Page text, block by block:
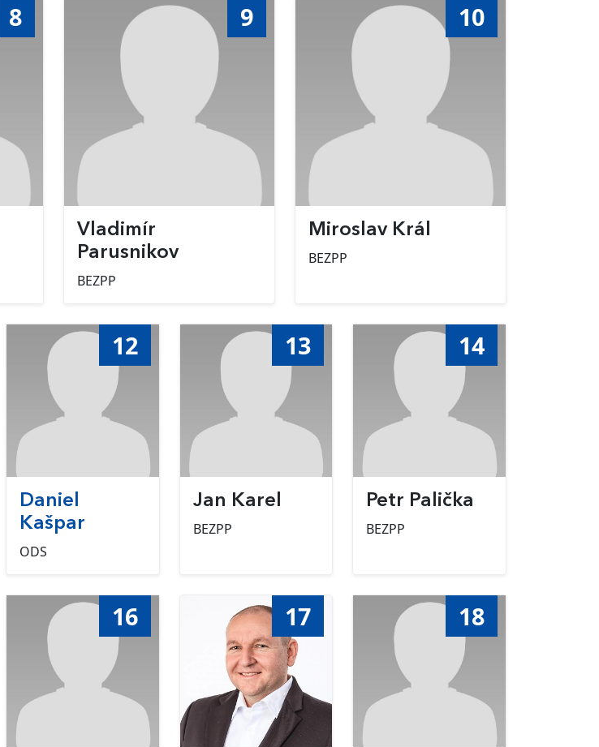
8 9
Vladimír
Parusnikov
BEZPP
10
Miroslav Král
BEZPP
12
Daniel
Kašpar
ODS
13
Jan Karel
BEZPP
14
Petr Palička
BEZPP
16 17 18